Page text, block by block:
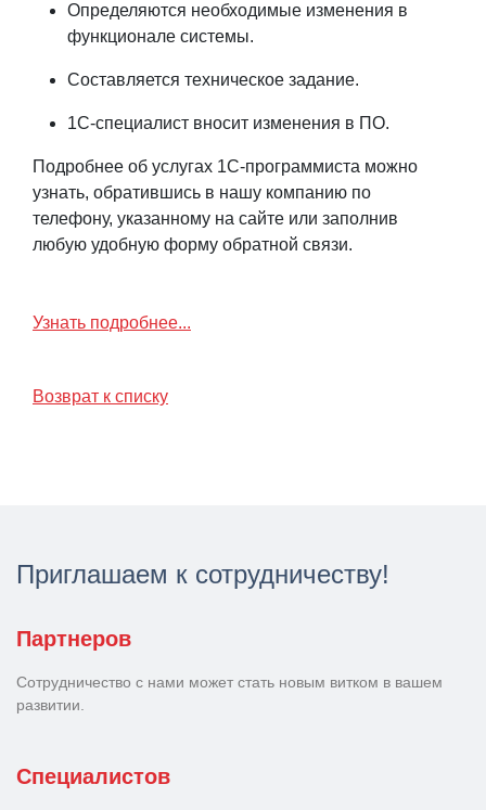
Определяются необходимые изменения в
функционале системы.
Составляется техническое задание.
1С-специалист вносит изменения в ПО.
Подробнее об услугах 1С-программиста можно
узнать, обратившись в нашу компанию по
телефону, указанному на сайте или заполнив
любую удобную форму обратной связи.
Узнать подробнее...
Возврат к списку
Приглашаем к сотрудничеству!
Партнеров
Сотрудничество с нами может стать новым витком в вашем
развитии.
Специалистов